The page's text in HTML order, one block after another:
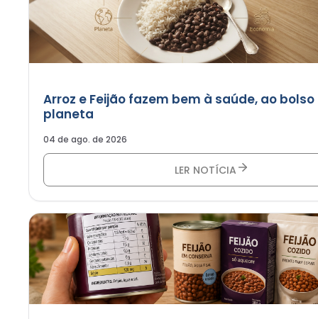
Arroz e Feijão fazem bem à saúde, ao bolso
planeta
04 de ago. de 2026
LER NOTÍCIA